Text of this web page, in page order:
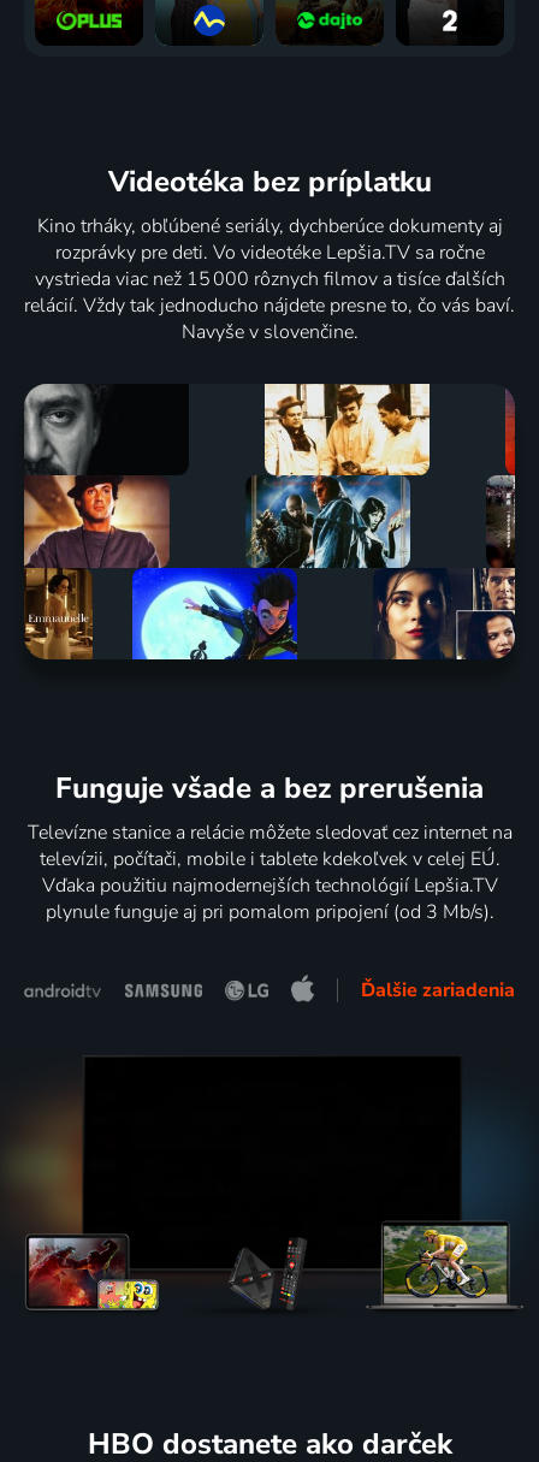
Videotéka bez príplatku
Kino trháky, obľúbené seriály, dychberúce dokumenty aj
rozprávky pre deti. Vo videotéke Lepšia.TV sa ročne
vystrieda viac než 15 000 rôznych filmov a tisíce ďalších
relácií. Vždy tak jednoducho nájdete presne to, čo vás baví.
Navyše v slovenčine.
Funguje všade a bez prerušenia
Televízne stanice a relácie môžete sledovať cez internet na
televízii, počítači, mobile i tablete kdekoľvek v celej EÚ.
Vďaka použitiu najmodernejších technológií Lepšia.TV
plynule funguje aj pri pomalom pripojení (od 3 Mb/s).
Ďalšie zariadenia
HBO dostanete ako darček